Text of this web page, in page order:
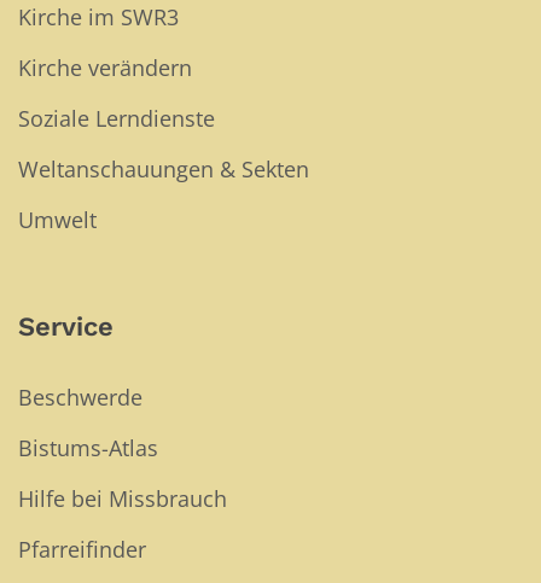
Kirche im SWR3
Kirche verändern
Soziale Lerndienste
Weltanschauungen & Sekten
Umwelt
Service
Beschwerde
Bistums-Atlas
Hilfe bei Missbrauch
Pfarreifinder